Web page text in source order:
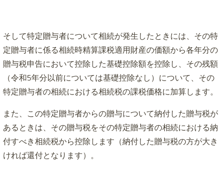
そして特定贈与者について相続が発生したときには、その特
定贈与者に係る相続時精算課税適用財産の価額から各年分の
贈与税申告において控除した基礎控除額を控除し、その残額
（令和5年分以前については基礎控除なし）について、その
特定贈与者の相続における相続税の課税価格に加算します。
また、この特定贈与者からの贈与について納付した贈与税が
あるときは、その贈与税をその特定贈与者の相続における納
付すべき相続税から控除します（納付した贈与税の方が大き
ければ還付となります）。